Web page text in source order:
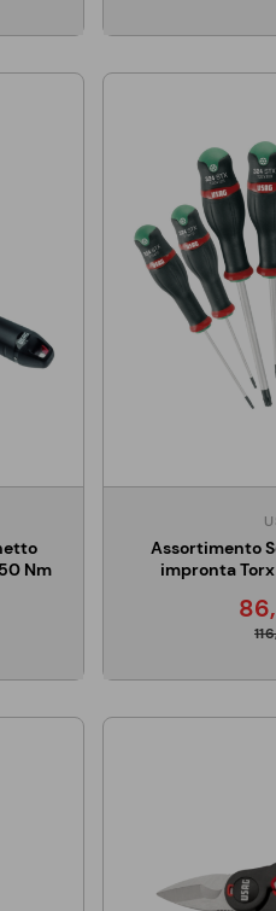
Nm
Assortimento
impronta Torx